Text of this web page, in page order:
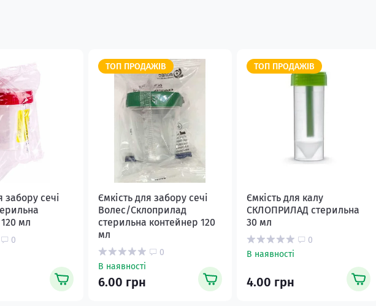
забору сечі
мл
0
ТОП ПРОДАЖІВ
Ємкість для забору сечі
Волес/Склоприлад
стерильна контейнер 120
мл
0
В наявності
6.00 грн
ТОП ПРОДАЖІВ
Ємкість для калу
СКЛОПРИЛАД стерильна
30 мл
0
В наявності
4.00 грн